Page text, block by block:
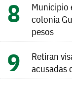
Municipio
colonia
pesos
Retiran
acusadas